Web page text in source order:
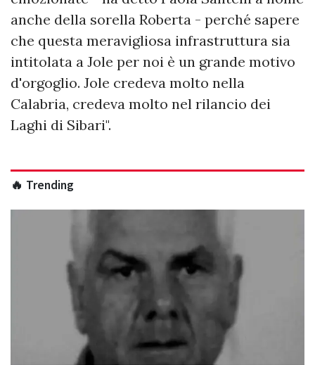
anche della sorella Roberta - perché sapere
che questa meravigliosa infrastruttura sia
intitolata a Jole per noi è un grande motivo
d'orgoglio. Jole credeva molto nella
Calabria, credeva molto nel rilancio dei
Laghi di Sibari".
🔥 Trending